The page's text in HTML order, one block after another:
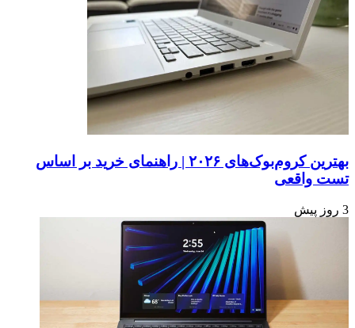
حمل
را
خوشحال
نخواهد
بهترین کروم‌بوک‌های ۲۰۲۶ | راهنمای خرید بر اساس
تست واقعی
3 روز پیش